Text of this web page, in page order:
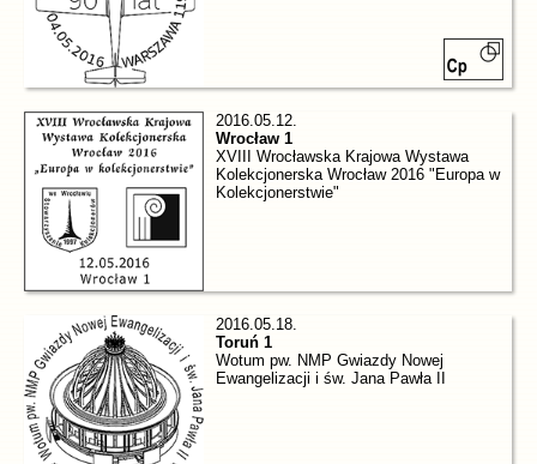
2016.05.12.
Wrocław 1
XVIII Wrocławska Krajowa Wystawa
Kolekcjonerska Wrocław 2016 "Europa w
Kolekcjonerstwie"
2016.05.18.
Toruń 1
Wotum pw. NMP Gwiazdy Nowej
Ewangelizacji i św. Jana Pawła II